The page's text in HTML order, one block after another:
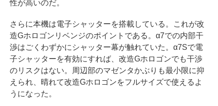
性が高いのだ。
さらに本機は電子シャッターを搭載している。これが改
造Gホロゴンリベンジのポイントである。α7での内部干
渉はごくわずかにシャッター幕が触れていた。α7Sで電
子シャッターを有効にすれば、改造Gホロゴンでも干渉
のリスクはない。周辺部のマゼンタかぶりも最小限に抑
えられ、晴れて改造Gホロゴンをフルサイズで使えるよ
うになった。